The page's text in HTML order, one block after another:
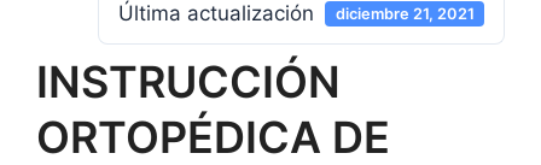
Última actualización diciembre 21, 2021
INSTRUCCIÓN
ORTOPÉDICA DE